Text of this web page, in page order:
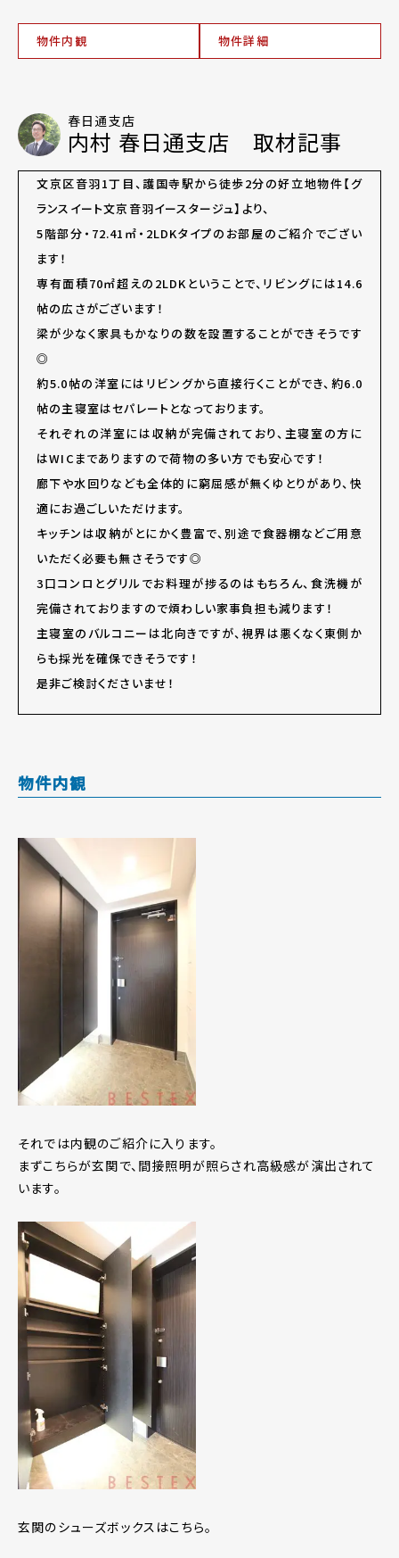
物件内観 物件詳細
春日通支店
内村 春日通支店 取材記事
文京区音羽1丁目、護国寺駅から徒歩2分の好立地物件【グ
ランスイート文京音羽イースタージュ】より、
5階部分・72.41㎡・2LDKタイプのお部屋のご紹介でござい
ます！
専有面積70㎡超えの2LDKということで、リビングには14.6
帖の広さがございます！
梁が少なく家具もかなりの数を設置することができそうです
◎
約5.0帖の洋室にはリビングから直接行くことができ、約6.0
帖の主寝室はセパレートとなっております。
それぞれの洋室には収納が完備されており、主寝室の方に
はWICまでありますので荷物の多い方でも安心です！
廊下や水回りなども全体的に窮屈感が無くゆとりがあり、快
適にお過ごしいただけます。
キッチンは収納がとにかく豊富で、別途で食器棚などご用意
いただく必要も無さそうです◎
3口コンロとグリルでお料理が捗るのはもちろん、食洗機が
完備されておりますので煩わしい家事負担も減ります！
主寝室のバルコニーは北向きですが、視界は悪くなく東側か
らも採光を確保できそうです！
是非ご検討くださいませ！
物件内観
それでは内観のご紹介に入ります。
まずこちらが玄関で、間接照明が照らされ高級感が演出されて
います。
玄関のシューズボックスはこちら。